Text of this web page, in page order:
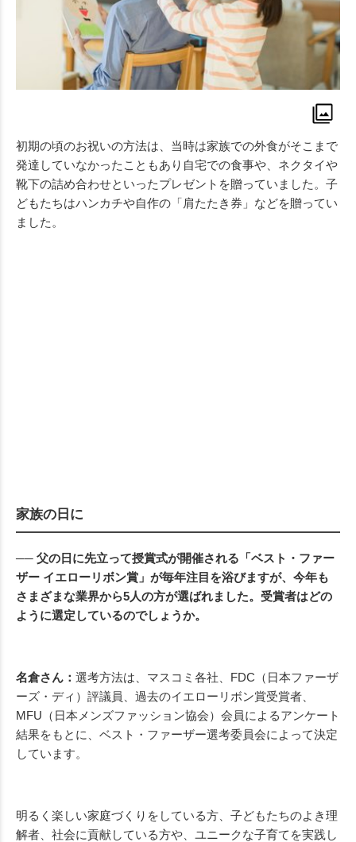
初期の頃のお祝いの方法は、当時は家族での外食がそこまで
発達していなかったこともあり自宅での食事や、ネクタイや
靴下の詰め合わせといったプレゼントを贈っていました。子
どもたちはハンカチや自作の「肩たたき券」などを贈ってい
ました。
家族の日に
── 父の日に先立って授賞式が開催される「ベスト・ファー
ザー イエローリボン賞」が毎年注目を浴びますが、今年も
さまざまな業界から5人の方が選ばれました。受賞者はどの
ように選定しているのでしょうか。
名倉さん： 選考方法は、マスコミ各社、FDC（日本ファーザ
ーズ・ディ）評議員、過去のイエローリボン賞受賞者、
MFU（日本メンズファッション協会）会員によるアンケート
結果をもとに、ベスト・ファーザー選考委員会によって決定
しています。
明るく楽しい家庭づくりをしている方、子どもたちのよき理
解者、社会に貢献している方や、ユニークな子育てを実践し